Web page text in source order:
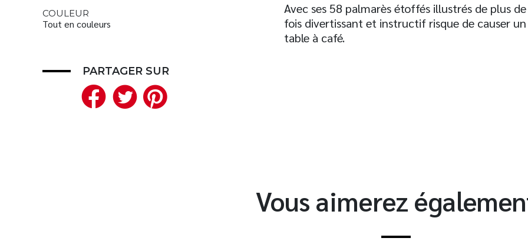
Avec ses 58 palmarès étoffés illustrés de plus
fois divertissant et instructif risque de causer
table à café.
COULEUR
Tout en couleurs
PARTAGER SUR
Facebook
Twitter
Vous aimerez